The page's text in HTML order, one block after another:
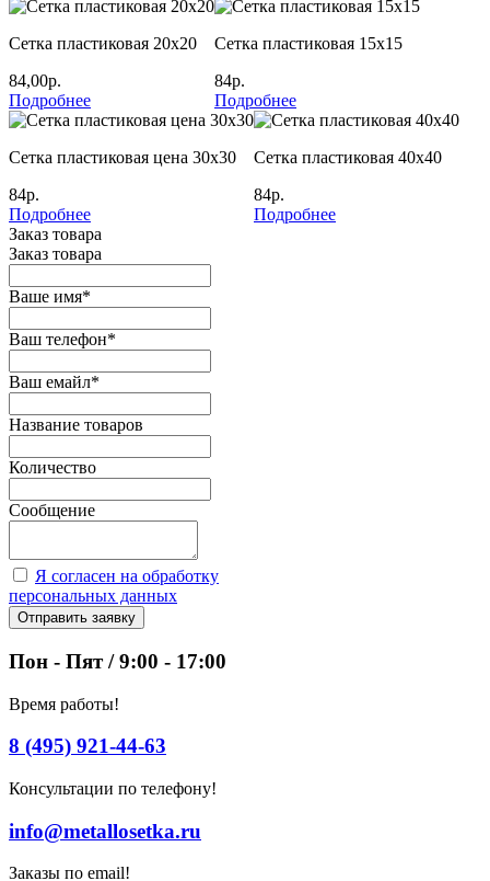
Сетка пластиковая 20х20
84,00р.
Подробнее
Сетка пластиковая 15х15
84р.
Подробнее
Сетка пластиковая цена 30х30
84р.
Подробнее
Сетка пластиковая 40х40
84р.
Подробнее
Заказ товара
Заказ товара
Ваше имя*
Ваш телефон*
Ваш емайл*
Название товаров
Количество
Сообщение
Я согласен на обработку
персональных данных
Отправить заявку
Пон - Пят / 9:00 - 17:00
Время работы!
8 (495) 921-44-63
Консультации по телефону!
info@metallosetka.ru
Заказы по email!